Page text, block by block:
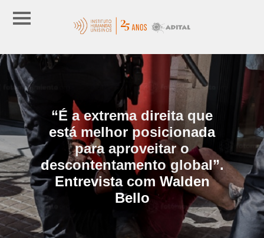
“É a extrema direita que
está melhor posicionada
para aproveitar o
descontentamento global”.
Entrevista com Walden
Bello